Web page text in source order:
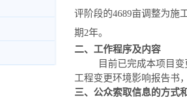
评阶段的4689亩调整为施
期2年。
二、工作程序及内容
目前已完成本项目
工程变更环境影响报告书
三、公众索取信息的方式